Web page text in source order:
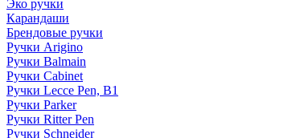
Эко ручки
Карандаши
Брендовые ручки
Ручки Arigino
Ручки Balmain
Ручки Cabinet
Ручки Lecce Pen, B1
Ручки Parker
Ручки Ritter Pen
Ручки Schneider